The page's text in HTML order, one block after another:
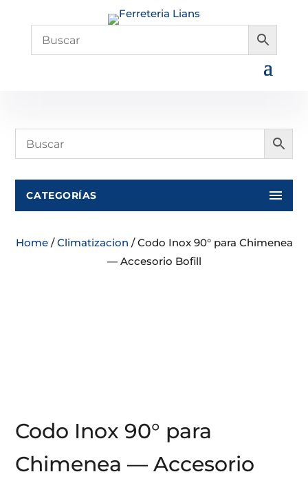
CATEGORÍAS
Home/Climatizacion / Codo Inox 90° para Chimenea
— Accesorio Bofill
Codo Inox 90° para
Chimenea — Accesorio